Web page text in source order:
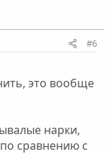
#6
это вообще
нарки,
сравнению с